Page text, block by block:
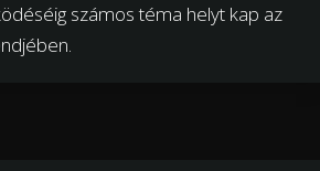
számos téma helyt kap az